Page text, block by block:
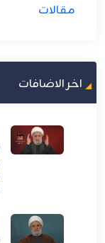
مقالات
اخر الاضافات